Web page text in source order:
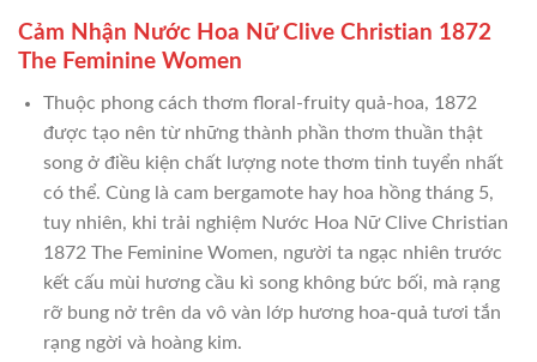
Cảm Nhận Nước Hoa Nữ Clive Christian 1872
The Feminine Women
Thuộc phong cách thơm floral-fruity quả-hoa, 1872
được tạo nên từ những thành phần thơm thuần thật
song ở điều kiện chất lượng note thơm tinh tuyển nhất
có thể. Cùng là cam bergamote hay hoa hồng tháng 5,
tuy nhiên, khi trải nghiệm Nước Hoa Nữ Clive Christian
1872 The Feminine Women, người ta ngạc nhiên trước
kết cấu mùi hương cầu kì song không bức bối, mà rạng
rỡ bung nở trên da vô vàn lớp hương hoa-quả tươi tắn
rạng ngời và hoàng kim.